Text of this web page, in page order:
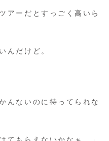
アーだとすっごく高いら
んだけど。
んないのに待ってられな
てもらえないかなぁ。」